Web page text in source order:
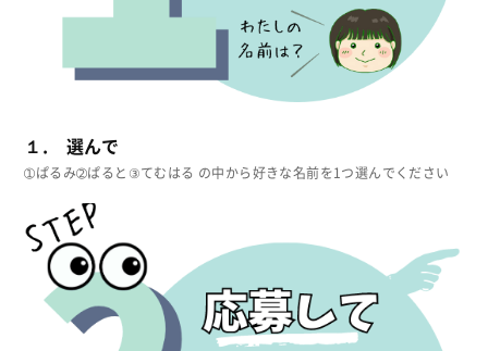
１. 選んで
➀ぱるみ➁ぱると③てむはる の中から好きな名前を1つ選んでください